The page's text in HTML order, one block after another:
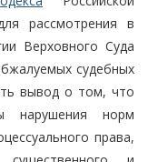
рассмотрения в
Верховного Суда
судебных
вывод о том, что
нарушения норм
права,